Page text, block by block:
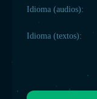
Idioma (audios):
Idioma (textos):